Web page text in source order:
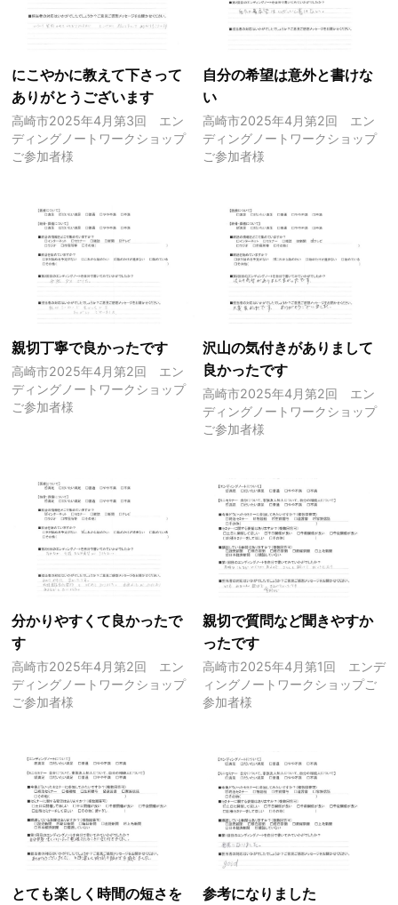
にこやかに教えて下さって
ありがとうございます
高崎市2025年4月第3回 エン
ディングノートワークショップ
ご参加者様
自分の希望は意外と書けな
い
高崎市2025年4月第2回 エン
ディングノートワークショップ
ご参加者様
親切丁寧で良かったです
高崎市2025年4月第2回 エン
ディングノートワークショップ
ご参加者様
沢山の気付きがありまして
良かったです
高崎市2025年4月第2回 エン
ディングノートワークショップ
ご参加者様
分かりやすくて良かったで
す
高崎市2025年4月第2回 エン
ディングノートワークショップ
ご参加者様
親切で質問など聞きやすか
ったです
高崎市2025年4月第1回 エンデ
ィングノートワークショップご
参加者様
とても楽しく時間の短さを
参考になりました